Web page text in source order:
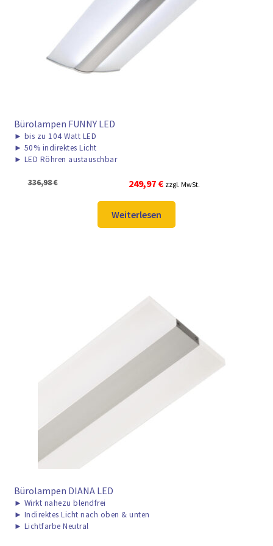
Bürolampen FUNNY LED
► bis zu 104 Watt LED
► 50% indirektes Licht
► LED Röhren austauschbar
336,98€
Ursprünglicher
war:
336,98 €
249,97 €Aktueller
249,97 €.
zzgl. MwSt.
Weiterlesen
Bürolampen DIANA LED
► Wirkt nahezu blendfrei
► Indirektes Licht nach oben & unten
► Lichtfarbe Neutral